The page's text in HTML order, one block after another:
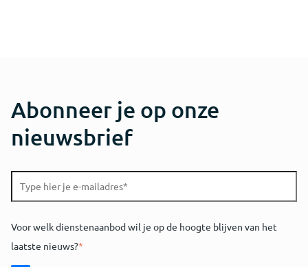
Abonneer je op onze
nieuwsbrief
Voor welk dienstenaanbod wil je op de hoogte blijven van het
laatste nieuws?*